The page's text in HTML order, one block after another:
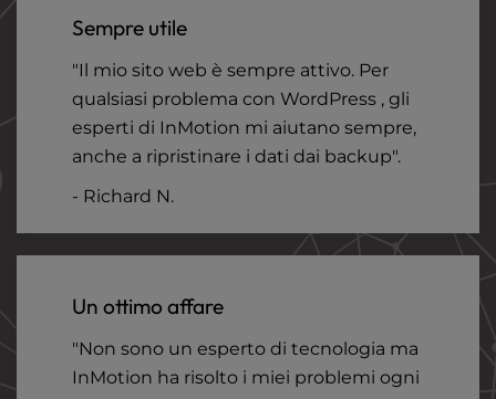
Sempre utile
"Il mio sito web è sempre attivo. Per
qualsiasi problema con WordPress , gli
esperti di InMotion mi aiutano sempre,
anche a ripristinare i dati dai backup".
- Richard N.
Un ottimo affare
"Non sono un esperto di tecnologia ma
InMotion ha risolto i miei problemi ogni